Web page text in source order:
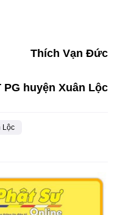
Thích Vạn Đức
PG huyện Xuân Lộc
Lộc